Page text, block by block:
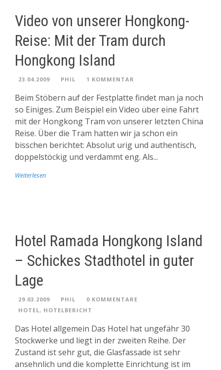
Video von unserer Hongkong-
Reise: Mit der Tram durch
Hongkong Island
23.04.2009 PHIL 1 KOMMENTAR
Beim Stöbern auf der Festplatte findet man ja noch
so Einiges. Zum Beispiel ein Video über eine Fahrt
mit der Hongkong Tram von unserer letzten China
Reise. Über die Tram hatten wir ja schon ein
bisschen berichtet: Absolut urig und authentisch,
doppelstöckig und verdammt eng. Als...
Weiterlesen
Hotel Ramada Hongkong Island
– Schickes Stadthotel in guter
Lage
29.03.2009 PHIL
0 KOMMENTARE
HOTEL, HOTELBERICHT
Das Hotel allgemein Das Hotel hat ungefähr 30
Stockwerke und liegt in der zweiten Reihe. Der
Zustand ist sehr gut, die Glasfassade ist sehr
ansehnlich und die komplette Einrichtung ist im